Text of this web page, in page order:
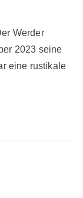
Werder
2023 seine
eine rustikale